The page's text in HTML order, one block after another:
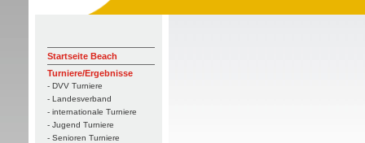
Startseite Beach
Turniere/Ergebnisse
- DVV Turniere
- Landesverband
- internationale Turniere
- Jugend Turniere
- Senioren Turniere